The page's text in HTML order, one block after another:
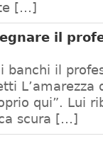
[…]
il
banchi il
L’amarezza
qui”. Lui
scura […]